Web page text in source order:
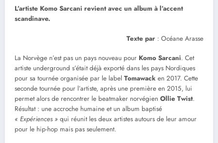
L’artiste Komo Sarcani revient avec un album à l’accent
scandinave.
Texte par : Océane Arasse
La Norvège n’est pas un pays nouveau pour Komo Sarcani. Cet
artiste underground s’était déjà exporté dans les pays Nordiques
pour sa tournée organisée par le label Tomawack en 2017. Cette
seconde tournée pour l’artiste, après une première en 2015, lui
permet alors de rencontrer le beatmaker norvégien Ollie Twist.
Résultat : une accroche humaine et un album baptisé
« Expériences » qui réunit les deux artistes autours de leur amour
pour le hip-hop mais pas seulement.